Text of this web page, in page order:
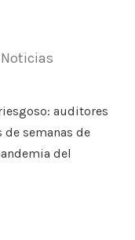
Noticias
auditores
de semanas de
del